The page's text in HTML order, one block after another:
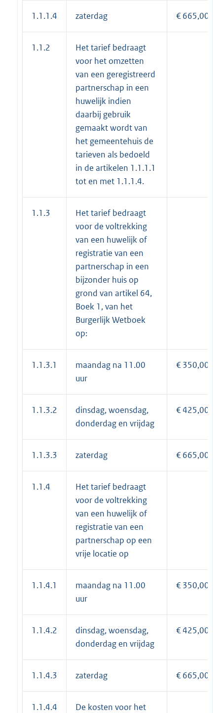
1.1.1.4 zaterdag € 665,00
1.1.2
Het tarief bedraagt
voor het omzetten
van een geregistreerd
partnerschap in een
huwelijk indien
daarbij gebruik
gemaakt wordt van
het gemeentehuis de
tarieven als bedoeld
in de artikelen 1.1.1.1
tot en met 1.1.1.4.
1.1.3
Het tarief bedraagt
voor de voltrekking
van een huwelijk of
registratie van een
partnerschap in een
bijzonder huis op
grond van artikel 64,
Boek 1, van het
Burgerlijk Wetboek
op:
1.1.3.1
maandag na 11.00
uur
€ 350,00
1.1.3.2
dinsdag, woensdag,
donderdag en vrijdag
€ 425,00
1.1.3.3 zaterdag € 665,00
1.1.4
Het tarief bedraagt
voor de voltrekking
van een huwelijk of
registratie van een
partnerschap op een
vrije locatie op
1.1.4.1
maandag na 11.00
uur
€ 350,00
1.1.4.2
dinsdag, woensdag,
donderdag en vrijdag
€ 425,00
1.1.4.3 zaterdag € 665,00
1.1.4.4
De kosten voor het